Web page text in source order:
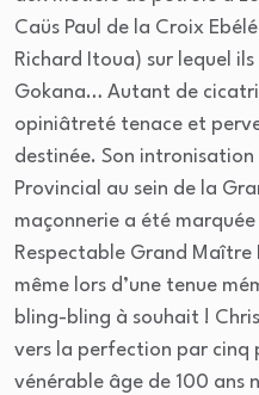
Caüs Paul de la Croix
Richard Itoua) sur lequel
Gokana… Autant de
opiniâtreté tenace et
destinée. Son
Provincial au sein de la
maçonnerie a été marquée
Respectable Grand Maître
même lors d’une tenue
bling-bling à souhait !
vers la perfection par cinq
vénérable âge de 100 ans